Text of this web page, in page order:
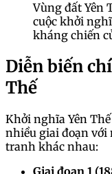
Vùng đất Yên
cuộc khởi
kháng chiến
Diễn biến
Thế
Khởi nghĩa Yên
nhiều giai đoạn với
tranh khác nhau: